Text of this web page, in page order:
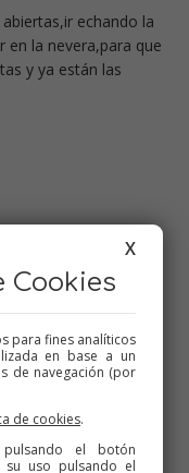
echando la
en la nevera,para que
y ya están las
y dime qué
X
Cookies
para fines analíticos
en base a un
de navegación (por
de cookies.
el botón
su uso pulsando el